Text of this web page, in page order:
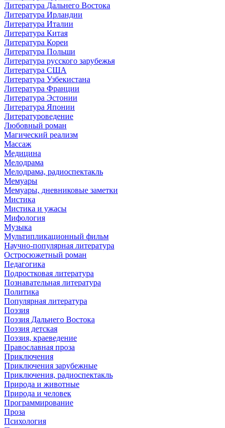
Литература Дальнего Востока
Литература Ирландии
Литература Италии
Литература Китая
Литература Кореи
Литература Польши
Литература русского зарубежья
Литература США
Литература Узбекистана
Литература Франции
Литература Эстонии
Литература Японии
Литературоведение
Любовный роман
Магический реализм
Массаж
Медицина
Мелодрама
Мелодрама, радиоспектакль
Мемуары
Мемуары, дневниковые заметки
Мистика
Мистика и ужасы
Мифология
Музыка
Мультипликационный фильм
Научно-популярная литература
Остросюжетный роман
Педагогика
Подростковая литература
Познавательная литература
Политика
Популярная литература
Поэзия
Поэзия Дальнего Востока
Поэзия детская
Поэзия, краеведение
Православная проза
Приключения
Приключения зарубежные
Приключения, радиоспектакль
Природа и животные
Природа и человек
Программирование
Проза
Психология